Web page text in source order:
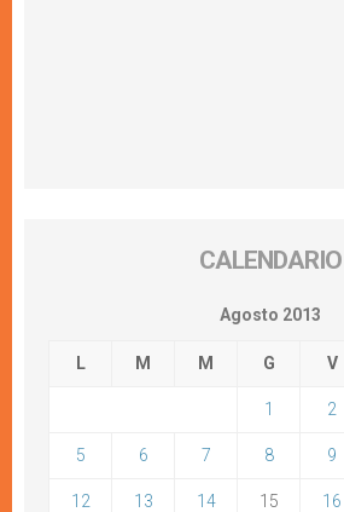
CALENDARIO
Agosto 2013
L M M G V
1 2
5 6 7 8 9
12 13 14 15 16